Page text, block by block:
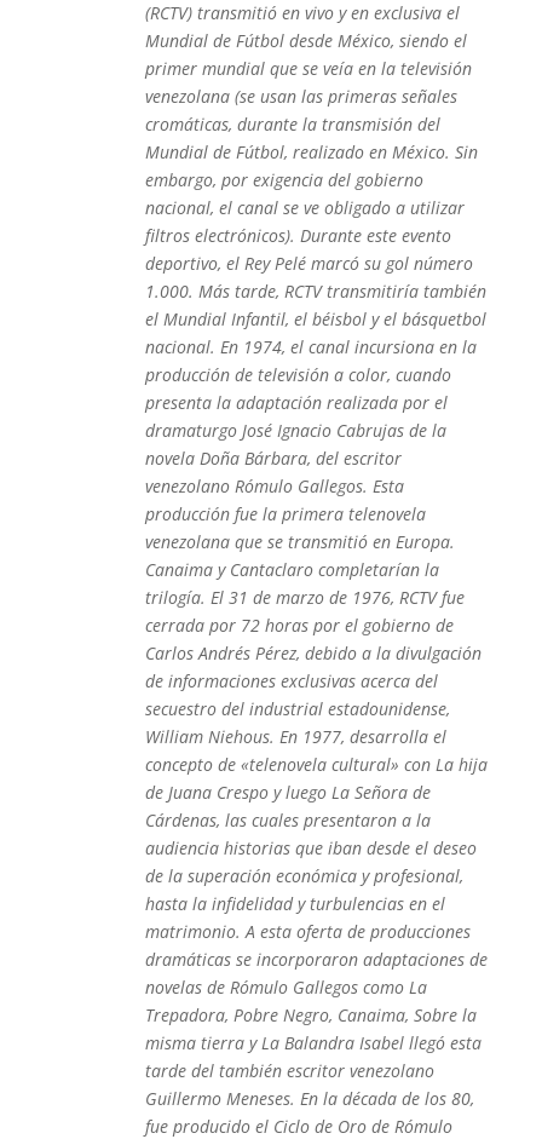
(RCTV) transmitió en vivo y en exclusiva el
Mundial de Fútbol desde México, siendo el
primer mundial que se veía en la televisión
venezolana (se usan las primeras señales
cromáticas, durante la transmisión del
Mundial de Fútbol, realizado en México. Sin
embargo, por exigencia del gobierno
nacional, el canal se ve obligado a utilizar
filtros electrónicos).​ Durante este evento
deportivo, el Rey Pelé marcó su gol número
1.000. Más tarde, RCTV transmitiría también
el Mundial Infantil, el béisbol y el básquetbol
nacional. En 1974, el canal incursiona en la
producción de televisión a color, cuando
presenta la adaptación realizada por el
dramaturgo José Ignacio Cabrujas de la
novela Doña Bárbara, del escritor
venezolano Rómulo Gallegos. Esta
producción fue la primera telenovela
venezolana que se transmitió en Europa.
Canaima y Cantaclaro completarían la
trilogía. El 31 de marzo de 1976, RCTV fue
cerrada por 72 horas por el gobierno de
Carlos Andrés Pérez, debido a la divulgación
de informaciones exclusivas acerca del
secuestro del industrial estadounidense,
William Niehous. En 1977, desarrolla el
concepto de «telenovela cultural» con La hija
de Juana Crespo y luego La Señora de
Cárdenas, las cuales presentaron a la
audiencia historias que iban desde el deseo
de la superación económica y profesional,
hasta la infidelidad y turbulencias en el
matrimonio.​ A esta oferta de producciones
dramáticas se incorporaron adaptaciones de
novelas de Rómulo Gallegos como La
Trepadora, Pobre Negro, Canaima, Sobre la
misma tierra y La Balandra Isabel llegó esta
tarde del también escritor venezolano
Guillermo Meneses. En la década de los 80,
fue producido el Ciclo de Oro de Rómulo